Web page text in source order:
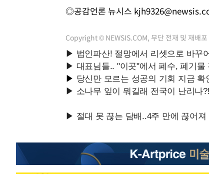
◎공감언론 뉴시스
Copyright © NEWSIS.COM, 무단 전재 및 재배포